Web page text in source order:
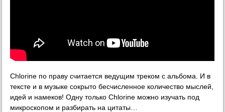
Chlorine по праву считается ведущим треком с альбома. И в
тексте и в музыке сокрыто бесчисленное количество мыслей,
идей и намеков! Одну только Chlorine можно изучать под
микроскопом и разбирать на цитаты…